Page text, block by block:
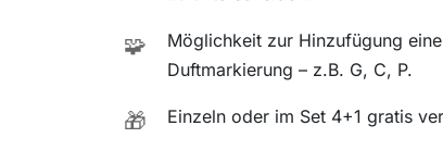
🧩
Möglichkeit zur Hinzufügung
Duftmarkierung – z.B. G, C, P.
🎁 Einzeln oder im Set 4+1 gratis